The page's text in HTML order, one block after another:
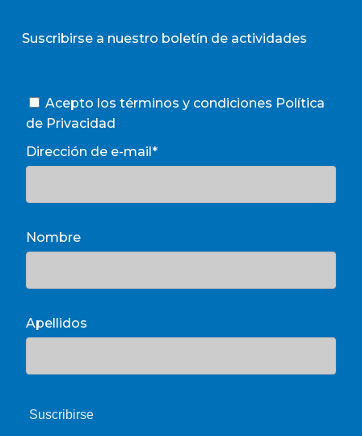
Suscribirse a nuestro boletín de actividades
Acepto los términos y condiciones Política
de Privacidad
Dirección de e-mail*
Nombre
Apellidos